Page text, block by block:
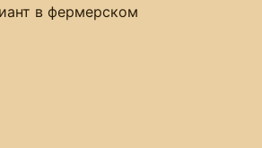
в фермерском